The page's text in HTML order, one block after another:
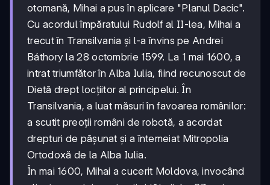
otomană, Mihai a pus în aplicare "Planul Dacic".
Cu acordul împăratului Rudolf al II-lea, Mihai a
trecut în Transilvania și l-a învins pe Andrei
Báthory la 28 octombrie 1599. La 1 mai 1600, a
intrat triumfător în Alba Iulia, fiind recunoscut de
Dietă drept locțiitor al principelui. În
Transilvania, a luat măsuri în favoarea românilor:
a scutit preoții români de robotă, a acordat
drepturi de pășunat și a întemeiat Mitropolia
Ortodoxă de la Alba Iulia.
În mai 1600, Mihai a cucerit Moldova, invocând